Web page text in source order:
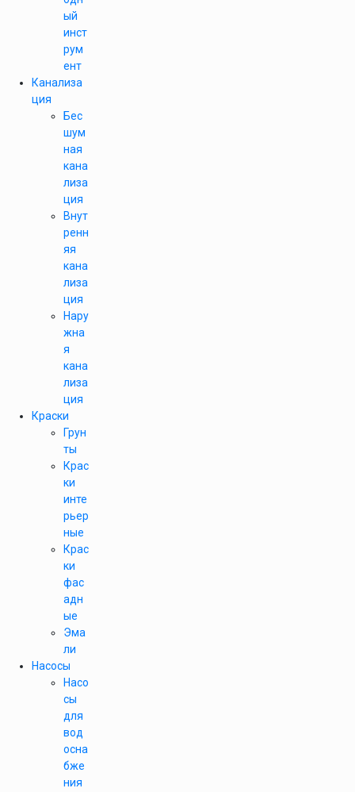
ый
инст
рум
ент
Канализа
ция
Бес
шум
ная
кана
лиза
ция
Внут
ренн
яя
кана
лиза
ция
Нару
жна
я
кана
лиза
ция
Краски
Грун
ты
Крас
ки
инте
рьер
ные
Крас
ки
фас
адн
ые
Эма
ли
Насосы
Насо
сы
для
вод
осна
бже
ния